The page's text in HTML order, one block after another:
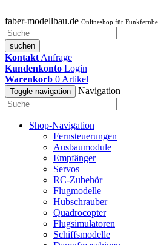
faber-modellbau.de Onlineshop für
suchen
Kontakt Anfrage
Kundenkonto Login
Warenkorb 0 Artikel
Toggle navigation Navigation
Shop-Navigation
Fernsteuerungen
Ausbaumodule
Empfänger
Servos
RC-Zubehör
Flugmodelle
Hubschrauber
Quadrocopter
Flugsimulatoren
Schiffsmodelle